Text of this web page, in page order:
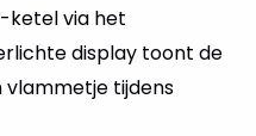
ketel via het
display toont de
tijdens